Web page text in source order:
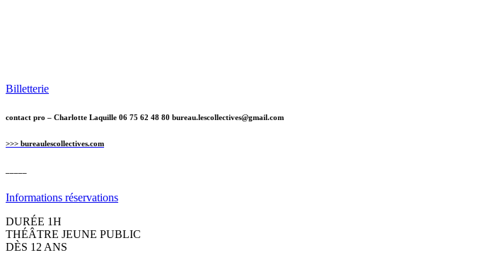
Billetterie
contact pro – Charlotte Laquille 06 75 62 48 80 bureau.lescollectives@gmail.com
>>> bureaulescollectives.com
Informations réservations
DURÉE 1H
THÉÂTRE JEUNE PUBLIC
DÈS 12 ANS